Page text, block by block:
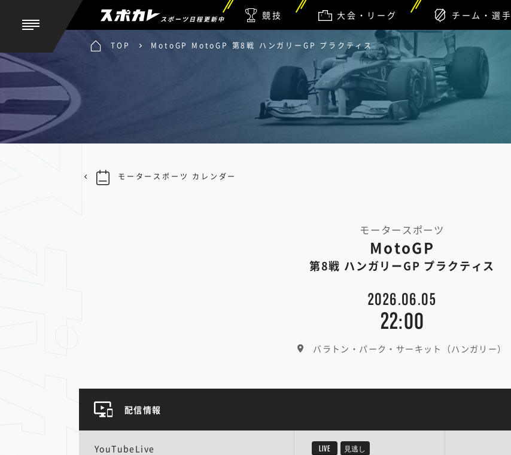
スポーツ日程更新中 競技 大会・リーグ チーム・選手
TOP MotoGP MotoGP 第8戦 ハンガリーGP プラクティス
モータースポーツ
MotoGP
第8戦 ハンガリーGP プラクティス
2026.06.05
22:00
バラトン・パーク・サーキット（ハンガリー）
モータースポーツ カレンダー
配信情報
YouTubeLive LIVE 見逃し